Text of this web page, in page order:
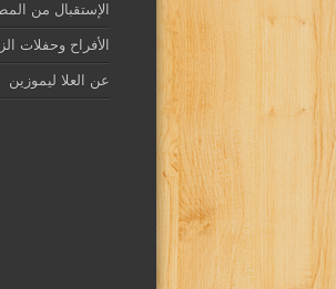
الإستقبال من
الأفراح وحفلات
عن العلا ليموزين